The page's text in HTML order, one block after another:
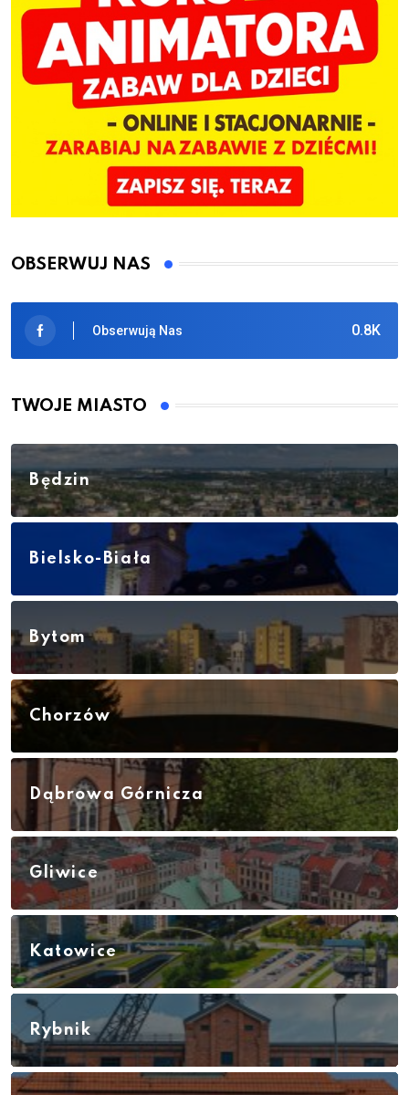
OBSERWUJ NAS
0.8K
Obserwują Nas
TWOJE MIASTO
Będzin
Bielsko-Biała
Bytom
Chorzów
Dąbrowa Górnicza
Gliwice
Katowice
Rybnik